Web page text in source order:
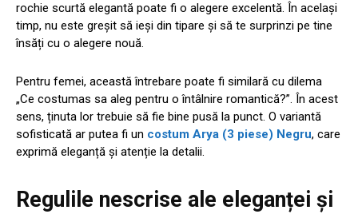
rochie scurtă elegantă poate fi o alegere excelentă. În același
timp, nu este greșit să ieși din tipare și să te surprinzi pe tine
însăți cu o alegere nouă.
Pentru femei, această întrebare poate fi similară cu dilema
„Ce costumas sa aleg pentru o întâlnire romantică?”. În acest
sens, ținuta lor trebuie să fie bine pusă la punct. O variantă
sofisticată ar putea fi un costum Arya (3 piese) Negru, care
exprimă eleganță și atenție la detalii.
Regulile nescrise ale eleganței și